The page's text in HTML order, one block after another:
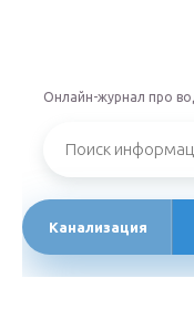
Онлайн-журнал про
Канализация